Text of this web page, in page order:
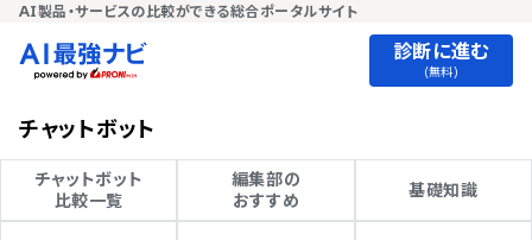
AI製品・サービスの比較ができる総合ポータルサイト
診断に進む
(無料)
チャットボット
チャットボット
比較一覧
編集部の
おすすめ
基礎知識